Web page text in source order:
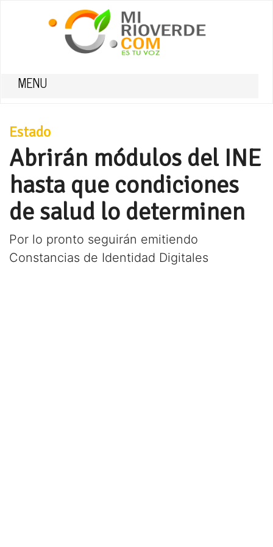
MENU
Estado
Abrirán módulos del INE
hasta que condiciones
de salud lo determinen
Por lo pronto seguirán emitiendo
Constancias de Identidad Digitales